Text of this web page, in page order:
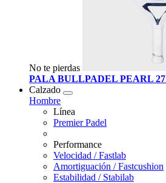
No te pierdas
PALA BULLPADEL PEARL 27
Calzado
Hombre
Línea
Premier Padel
Performance
Velocidad / Fastlab
Amortiguación / Fastcushion
Estabilidad / Stabilab